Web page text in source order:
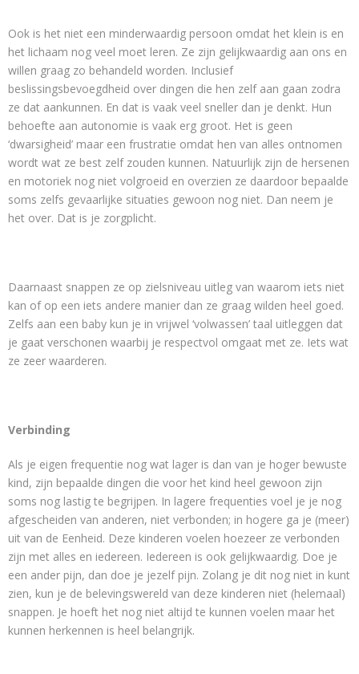
Ook is het niet een minderwaardig persoon omdat het klein is en
het lichaam nog veel moet leren. Ze zijn gelijkwaardig aan ons en
willen graag zo behandeld worden. Inclusief
beslissingsbevoegdheid over dingen die hen zelf aan gaan zodra
ze dat aankunnen. En dat is vaak veel sneller dan je denkt. Hun
behoefte aan autonomie is vaak erg groot. Het is geen
‘dwarsigheid’ maar een frustratie omdat hen van alles ontnomen
wordt wat ze best zelf zouden kunnen. Natuurlijk zijn de hersenen
en motoriek nog niet volgroeid en overzien ze daardoor bepaalde
soms zelfs gevaarlijke situaties gewoon nog niet. Dan neem je
het over. Dat is je zorgplicht.
Daarnaast snappen ze op zielsniveau uitleg van waarom iets niet
kan of op een iets andere manier dan ze graag wilden heel goed.
Zelfs aan een baby kun je in vrijwel ‘volwassen’ taal uitleggen dat
je gaat verschonen waarbij je respectvol omgaat met ze. Iets wat
ze zeer waarderen.
Verbinding
Als je eigen frequentie nog wat lager is dan van je hoger bewuste
kind, zijn bepaalde dingen die voor het kind heel gewoon zijn
soms nog lastig te begrijpen. In lagere frequenties voel je je nog
afgescheiden van anderen, niet verbonden; in hogere ga je (meer)
uit van de Eenheid. Deze kinderen voelen hoezeer ze verbonden
zijn met alles en iedereen. Iedereen is ook gelijkwaardig. Doe je
een ander pijn, dan doe je jezelf pijn. Zolang je dit nog niet in kunt
zien, kun je de belevingswereld van deze kinderen niet (helemaal)
snappen. Je hoeft het nog niet altijd te kunnen voelen maar het
kunnen herkennen is heel belangrijk.